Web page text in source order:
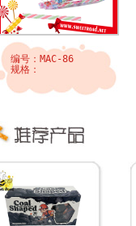
编号：MAC-86
规格：